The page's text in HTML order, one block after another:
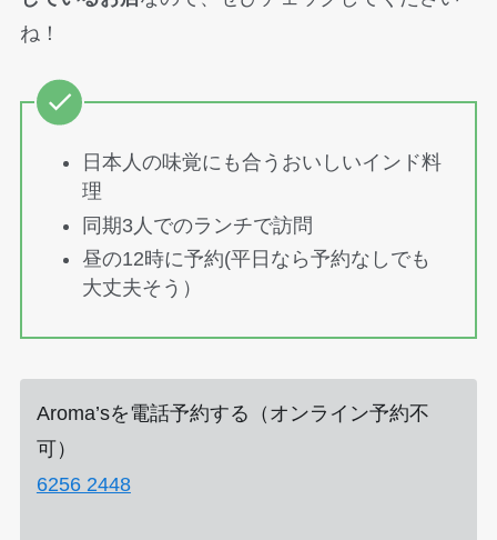
ね！
日本人の味覚にも合うおいしいインド料
理
同期3人でのランチで訪問
昼の12時に予約(平日なら予約なしでも
大丈夫そう）
Aroma’sを電話予約する（オンライン予約不
可）
6256 2448